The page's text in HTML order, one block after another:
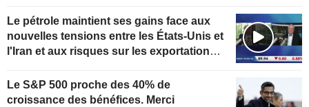
Le pétrole maintient ses gains face aux
nouvelles tensions entre les États-Unis et
l'Iran et aux risques sur les exportations
Le S&P 500 proche des 40% de
croissance des bénéfices. Merci